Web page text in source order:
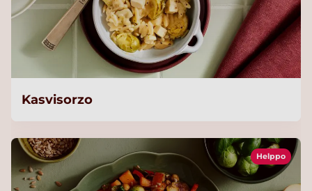
Kasvisorzo
Helppo